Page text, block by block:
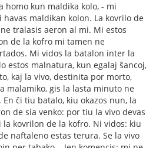
homo kun maldika kolo, - mi
maldikan kolon. La kovrilo de
tralasis aeron al mi. Mi estos
de la kofro mi tamen ne
Mi vidos la batalon inter la
estos malnatura, kun egalaj ŝancoj,
kaj la vivo, destinita por morto,
malamiko, gis la lasta minuto ne
ĉi tiu batalo, kiu okazos nun, la
de sia venko: por tiu la vivo devas
kovrilon de la kofro. Ni vidos: kiu
naftaleno estas terura. Se la vivo